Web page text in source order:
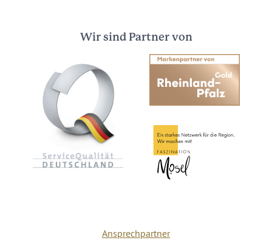
Wir sind Partner von
Ansprechpartner